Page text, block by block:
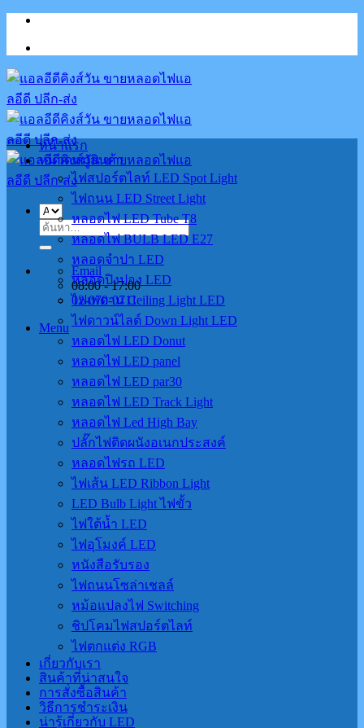
Skip
content
ค้นหา:
Email
08:00 - 17:00
02-070-0711
Menu
หน้าแรก
หมวดหมู่สินค้า
ไฟสปอร์ตไลท์ LED Spot Light
ไฟถนน LED Street Light
หลอดไฟ LED Tube T8
หลอดไฟ BULB LED E27
หลอดจำปา LED
หลอดปิงปอง LED
ไฟเพดาน Ceiling Light LED
ไฟดาวน์ไลต์ Down Light LED
หลอดไฟ LED Donut
หลอดไฟ LED panel
หลอดไฟ LED par30
หลอดไฟ LED Track Light
หลอดไฟ Led High Bay
ปลั๊กไฟติดผนังอเนกประสงค์
หลอดไฟรถ LED
ไฟเส้น LED Ribbon Light
LED Bulb Light ไฟขั้ว
ไฟใต้น้ำ LED
ไฟอุโมงค์ LED
หนังสือรับรอง
ไฟถนนโซล่าเชลล์
หม้อแปลงไฟ Switching
ชิปโคมไฟสปอร์ตไลท์
ไฟตกแต่ง RGB
เกี่ยวกับเรา
สินค้าที่น่าสนใจ
การสั่งซื้อสินค้า
วิธีการชำระเงิน
น่ารู้เกี่ยวกับ LED